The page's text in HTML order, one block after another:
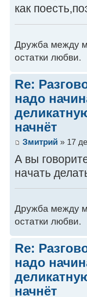
как
Дружба между
остатки любви.
Re:
надо
начнёт
Змитрий » 17
А вы
начать
Дружба между
остатки любви.
Re:
надо
начнёт